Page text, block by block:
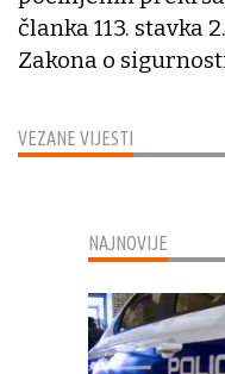
VEZANE VIJESTI
članka 113. stavka
Zakona o
NAJNOVIJE